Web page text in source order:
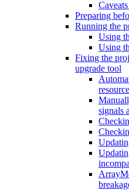
Preparing
Running the
Using
Using
Fixing the
upgrade tool
signals